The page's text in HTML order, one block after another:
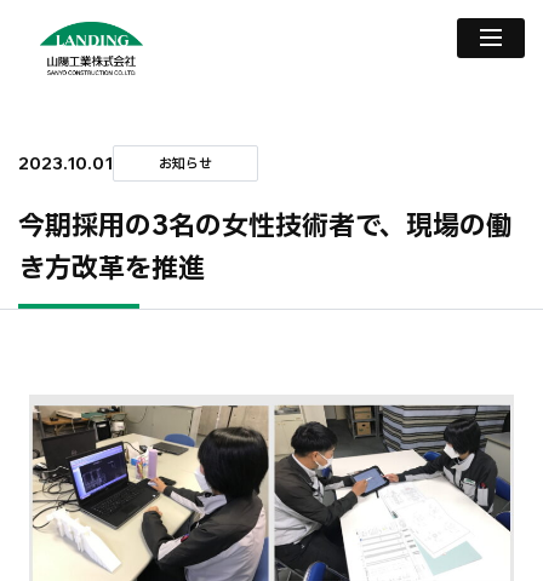
2023.10.01 お知らせ
今期採用の3名の女性技術者で、現場の働
き方改革を推進